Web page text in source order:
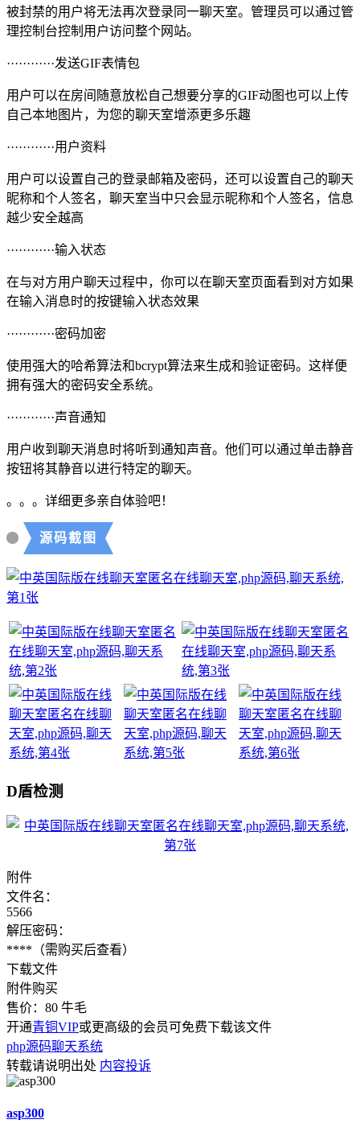
被封禁的用户将无法再次登录同一聊天室。管理员可以通过管
理控制台控制用户访问整个网站。
············发送GIF表情包
用户可以在房间随意放松自己想要分享的GIF动图也可以上传
自己本地图片，为您的聊天室增添更多乐趣
············用户资料
用户可以设置自己的登录邮箱及密码，还可以设置自己的聊天
昵称和个人签名，聊天室当中只会显示昵称和个人签名，信息
越少安全越高
············输入状态
在与对方用户聊天过程中，你可以在聊天室页面看到对方如果
在输入消息时的按键输入状态效果
············密码加密
使用强大的哈希算法和bcrypt算法来生成和验证密码。这样便
拥有强大的密码安全系统。
············声音通知
用户收到聊天消息时将听到通知声音。他们可以通过单击静音
按钮将其静音以进行特定的聊天。
。。。详细更多亲自体验吧！
源码截图
D盾检测
附件
文件名：
5566
解压密码：
**** （需购买后查看）
下载文件
附件购买
售价： 80 牛毛
开通青铜VIP或更高级的会员可免费下载该文件
php源码聊天系统
转载请说明出处 内容投诉
asp300